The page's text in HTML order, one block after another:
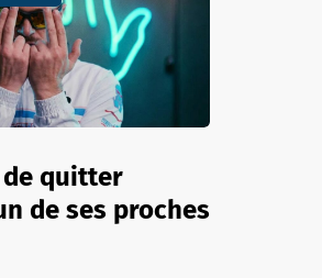
quitter
de ses proches